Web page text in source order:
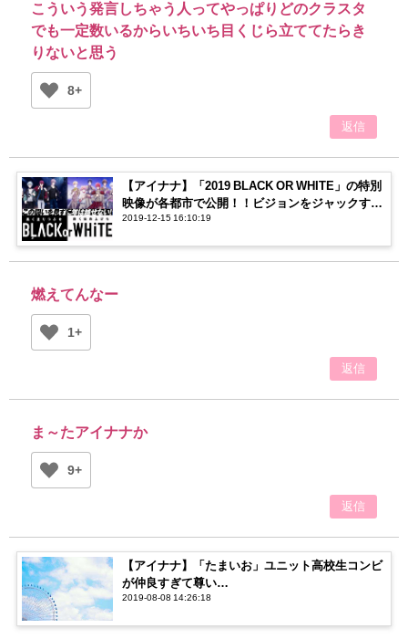
こういう発言しちゃう人ってやっぱりどのクラスタ
でも一定数いるからいちいち目くじら立ててたらき
りないと思う
8+
返信
【アイナナ】「2019 BLACK OR WHITE」の特別
映像が各都市で公開！！ビジョンをジャックする
メンバーに注目！
2019-12-15 16:10:19
燃えてんなー
1+
返信
ま～たアイナナか
9+
返信
【アイナナ】「たまいお」ユニット高校生コンビ
が仲良すぎて尊い…
2019-08-08 14:26:18